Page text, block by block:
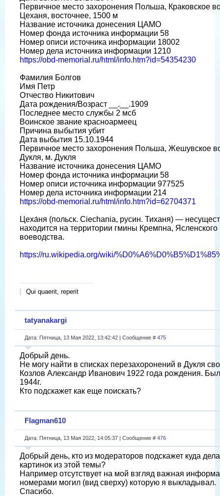
Первичное место захоронения Польша, Краковское
Цеханя, восточнее, 1500 м
Название источника донесения ЦАМО
Номер фонда источника информации 58
Номер описи источника информации 18002
Номер дела источника информации 1210
https://obd-memorial.ru/html/info.htm?id=54354230
Фамилия Болгов
Имя Петр
Отчество Никитович
Дата рождения/Возраст __.__.1909
Последнее место службы 2 мсб
Воинское звание красноармеец
Причина выбытия убит
Дата выбытия 15.10.1944
Первичное место захоронения Польша, Жешувское
Дукля, м. Дукля
Название источника донесения ЦАМО
Номер фонда источника информации 58
Номер описи источника информации 977525
Номер дела источника информации 214
https://obd-memorial.ru/html/info.htm?id=62704371
Цеха́ня (польск. Ciechania, русин. Тиханя) —
находится на территории гмины Кремпна, Ясленского
воеводства.
https://ru.wikipedia.org/wiki/
Qui quaerit, reperit
tatyanakargi
Дата: Пятница, 13 Мая 2022, 13:42:42 | Сообщение # 475
Добрый день.
Не могу найти в списках перезахоронений в Дукля
Козлов Александр Иванович 1922 года рождения.
1944г.
Кто подскажет как еще поискать?
Flagman610
Дата: Пятница, 13 Мая 2022, 14:05:37 | Сообщение # 476
Добрый день, кто из модераторов подскажет куда
картинок из этой темы?
Например отсутствует на мой взгляд важная
номерами могил (вид сверху) которую я выкладывал.
Спасибо.